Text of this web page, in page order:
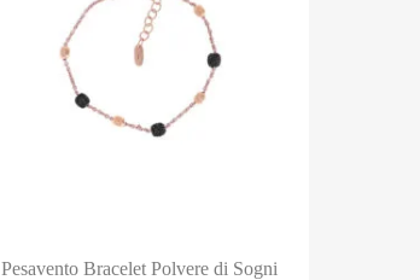
Pesavento Bracelet Polvere di Sogni